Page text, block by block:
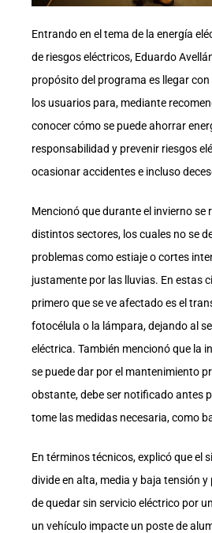
Entrando en el tema de la energía
de riesgos eléctricos, Eduardo
propósito del programa es llegar
los usuarios para, mediante
conocer cómo se puede ahorrar
responsabilidad y prevenir riesgos
ocasionar accidentes e incluso
Mencionó que durante el invierno se
distintos sectores, los cuales no se
problemas como estiaje o cortes
justamente por las lluvias. En estas
primero que se ve afectado es el
fotocélula o la lámpara, dejando al
eléctrica. También mencionó que la
se puede dar por el mantenimiento
obstante, debe ser notificado antes
tome las medidas necesaria, como
En términos técnicos, explicó que el
divide en alta, media y baja tensión
de quedar sin servicio eléctrico por
un vehículo impacte un poste de